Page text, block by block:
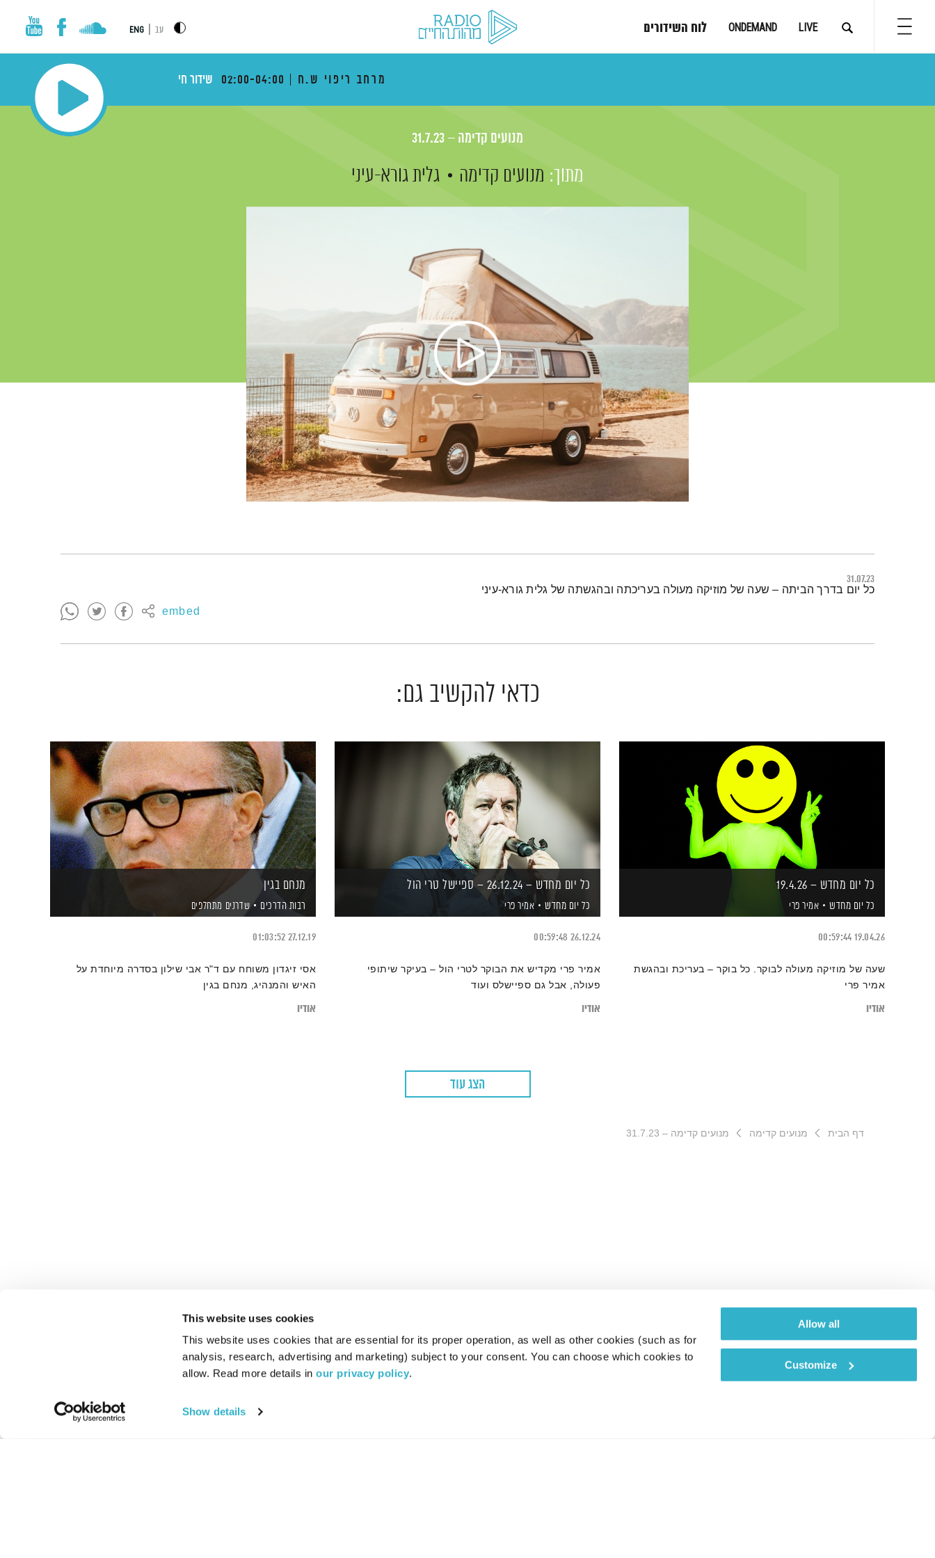
This website uses cookies
This website uses cookies that are essential for its proper operation, as well as other cookies (such as for
analysis, research, advertising and marketing) subject to your consent. You can choose which cookies to
allow. Read more details in our privacy policy.
Show details
Allow all
Customize
LIVE
ONDEMAND לוח השידורים עב ENG
מרחב ריפוי ש.ח 02:00-04:00 שידור חי
מנועים קדימה – 31.7.23
מתוך: מנועים קדימה גלית גורא-עיני
31.07.23
embed
תמצית הפודקאסט
כל יום בדרך הביתה – שעה של מוזיקה מעולה בעריכתה ובהגשתה של גלית גורא-עיני
כדאי להקשיב גם:
כל יום מחדש – 19.4.26
כל יום מחדש אמיר פרי
19.04.26
00:59:44
שעה של מוזיקה מעולה לבוקר. כל בוקר – בעריכת ובהגשת
אמיר פרי
אודיו
כל יום מחדש – 26.12.24 – ספיישל טרי הול
כל יום מחדש אמיר פרי
26.12.24
00:59:48
אמיר פרי מקדיש את הבוקר לטרי הול – בעיקר שיתופי
פעולה, אבל גם ספיישלס ועוד
אודיו
מנחם בגין
רבות הדרכים שדרנים מתחלפים
27.12.19
01:03:52
אסי זיגדון משוחח עם ד"ר אבי שילון בסדרה מיוחדת על
האיש והמנהיג, מנחם בגין
אודיו
הצג עוד
דף הבית מנועים קדימה מנועים קדימה – 31.7.23